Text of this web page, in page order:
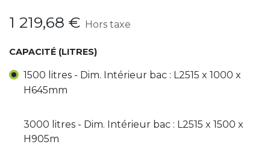
1 219,68 € Hors taxe
CAPACITÉ (LITRES)
1500 litres - Dim. Intérieur bac : L2515 x 1000 x
H645mm
3000 litres - Dim. Intérieur bac : L2515 x 1500 x
H905m